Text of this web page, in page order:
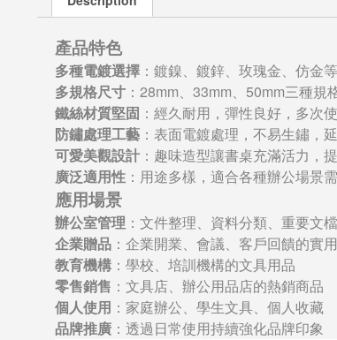
產品特色
多種電鍍選擇 ：鍍鎳、鍍鋅、玫瑰金、仿金
多規格尺寸 ：28mm、33mm、50mm三種
鐵絲材質堅固 ：經久耐用，彈性良好，多次
防鏽處理工藝 ：表面電鍍處理，不易生鏽，
可愛美觀設計 ：趣味造型讓書桌充滿活力，
廣泛適用性 ：用途多樣，適合各種辦公場景
應用場景
辦公室管理 ：文件整理、資料分類、重要文
企業贈品 ：企業開業、會議、客戶回饋的實
教育機構 ：學校、培訓機構的文具用品
零售銷售 ：文具店、辦公用品店的熱銷商品
個人使用 ：家庭辦公、學生文具、個人收藏
品牌推廣 ：透過日常使用持續強化品牌印象